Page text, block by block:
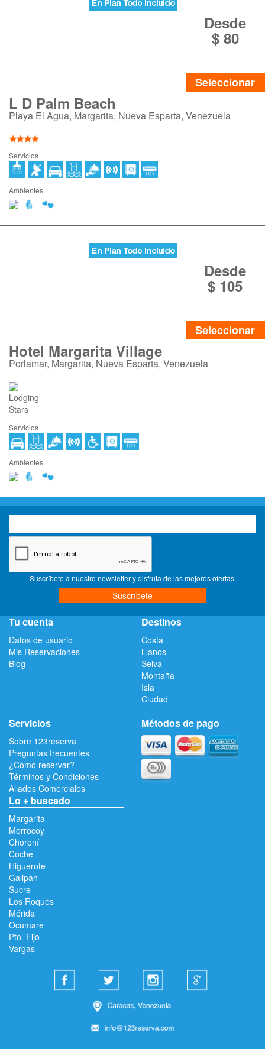
Desde
$ 80
Seleccionar
L D Palm Beach
Playa El Agua, Margarita, Nueva Esparta, Venezuela
Servicios
Ambientes
Desde
$ 105
Seleccionar
Hotel Margarita Village
Porlamar, Margarita, Nueva Esparta, Venezuela
Servicios
Ambientes
Suscríbete a nuestro newsletter y disfruta de las mejores ofertas.
Suscríbete
Tu cuenta
Datos de usuario
Mis Reservaciones
Blog
Destinos
Costa
Llanos
Selva
Montaña
Isla
Ciudad
Servicios
Sobre 123reserva
Preguntas frecuentes
¿Cómo reservar?
Términos y Condiciones
Aliados Comerciales
Métodos de pago
Lo + buscado
Margarita
Morrocoy
Choroní
Coche
Higuerote
Galipán
Sucre
Los Roques
Mérida
Ocumare
Pto. Fijo
Vargas